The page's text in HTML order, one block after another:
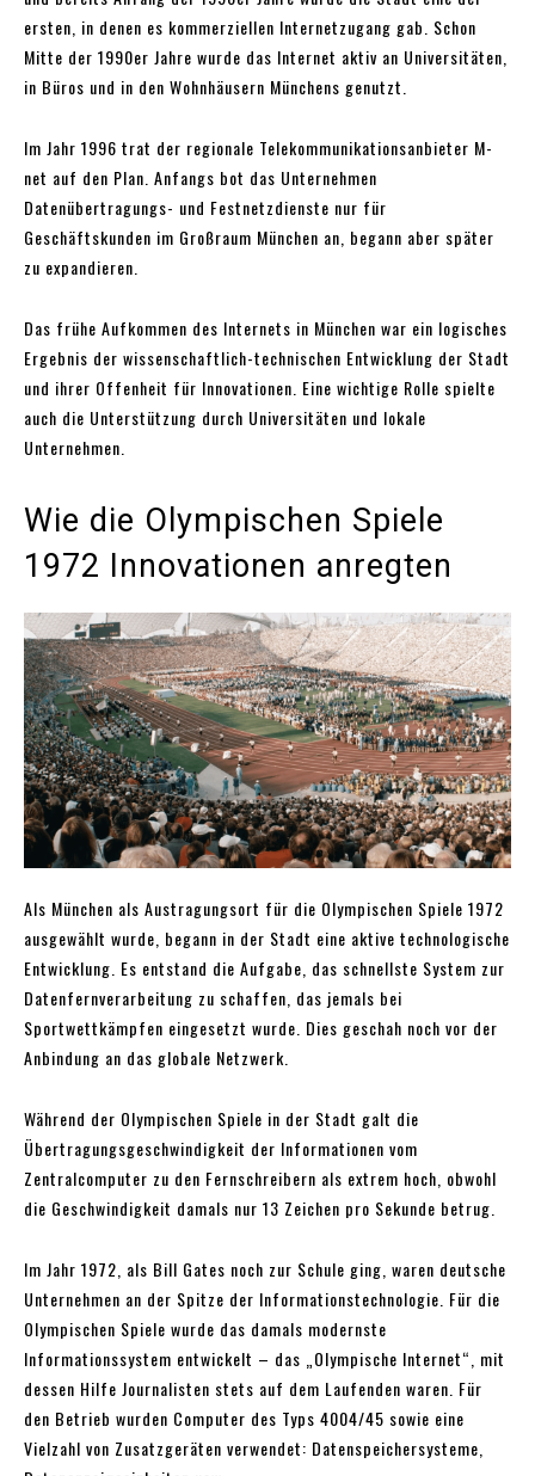
ersten, in denen es kommerziellen Internetzugang gab. Schon
Mitte der 1990er Jahre wurde das Internet aktiv an Universitäten,
in Büros und in den Wohnhäusern Münchens genutzt.
Im Jahr 1996 trat der regionale Telekommunikationsanbieter M-
net auf den Plan. Anfangs bot das Unternehmen
Datenübertragungs- und Festnetzdienste nur für
Geschäftskunden im Großraum München an, begann aber später
zu expandieren.
Das frühe Aufkommen des Internets in München war ein logisches
Ergebnis der wissenschaftlich-technischen Entwicklung der Stadt
und ihrer Offenheit für Innovationen. Eine wichtige Rolle spielte
auch die Unterstützung durch Universitäten und lokale
Unternehmen.
Wie die Olympischen Spiele
1972 Innovationen anregten
Als München als Austragungsort für die Olympischen Spiele 1972
ausgewählt wurde, begann in der Stadt eine aktive technologische
Entwicklung. Es entstand die Aufgabe, das schnellste System zur
Datenfernverarbeitung zu schaffen, das jemals bei
Sportwettkämpfen eingesetzt wurde. Dies geschah noch vor der
Anbindung an das globale Netzwerk.
Während der Olympischen Spiele in der Stadt galt die
Übertragungsgeschwindigkeit der Informationen vom
Zentralcomputer zu den Fernschreibern als extrem hoch, obwohl
die Geschwindigkeit damals nur 13 Zeichen pro Sekunde betrug.
Im Jahr 1972, als Bill Gates noch zur Schule ging, waren deutsche
Unternehmen an der Spitze der Informationstechnologie. Für die
Olympischen Spiele wurde das damals modernste
Informationssystem entwickelt – das „Olympische Internet“, mit
dessen Hilfe Journalisten stets auf dem Laufenden waren. Für
den Betrieb wurden Computer des Typs 4004/45 sowie eine
Vielzahl von Zusatzgeräten verwendet: Datenspeichersysteme,